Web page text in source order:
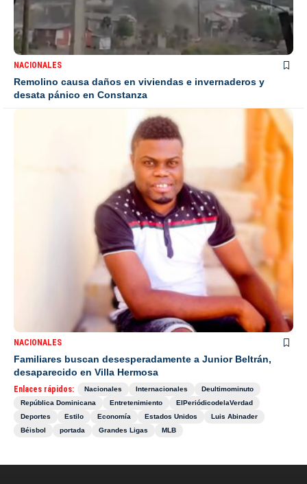
NACIONALES
Remolino causa daños en viviendas e invernaderos y
desata pánico en Constanza
NACIONALES
Familiares buscan desesperadamente a Junior Beltrán,
desaparecido en Villa Hermosa
Enlaces rápidos: Nacionales Internacionales
Deultimominuto
República Dominicana
Entretenimiento
ElPeriódicodelaVerdad
Deportes
Estilo Economía Estados Unidos
Luis Abinader
Béisbol
portada Grandes Ligas MLB